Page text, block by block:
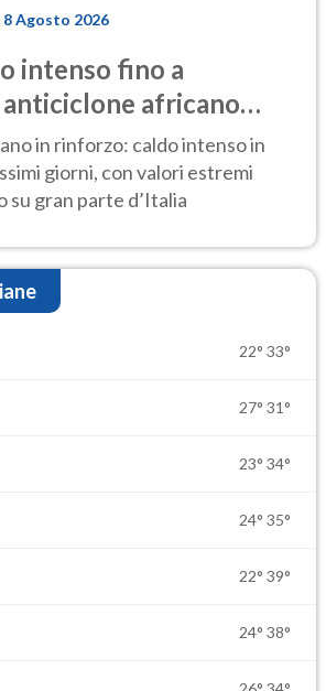
8 Agosto 2026
intenso fino a
africano
in rinforzo: caldo intenso in
giorni, con valori estremi
su gran parte d’Italia
22° 33°
27° 31°
23° 34°
24° 35°
22° 39°
24° 38°